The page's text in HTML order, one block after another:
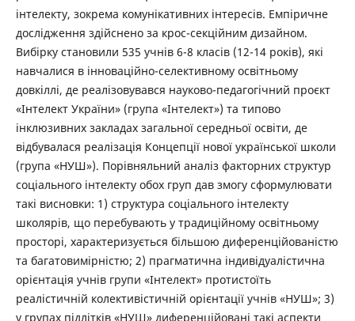
інтелекту, зокрема комунікативних інтересів. Емпіричне
дослідження здійснено за крос-секційним дизайном.
Вибірку становили 535 учнів 6-8 класів (12-14 років), які
навчалися в інноваційно-селективному освітньому
довкіллі, де реалізовувався науково-педагогічний проєкт
«Інтелект України» (група «Інтелект») та типово
інклюзивних закладах загальної середньої освіти, де
відбувалася реалізація Концепції нової української школи
(група «НУШ»). Порівняльний аналіз факторних структур
соціального інтелекту обох груп дав змогу сформулювати
такі висновки: 1) структура соціального інтелекту
школярів, що перебувають у традиційному освітньому
просторі, характеризується більшою диференційованістю
та багатовимірністю; 2) прагматична індивідуалістична
орієнтація учнів групи «Інтелект» протистоїть
реалістичній колективістичній орієнтації учнів «НУШ»; 3)
у групах підлітків «НУШ» диференційовані такі аспекти